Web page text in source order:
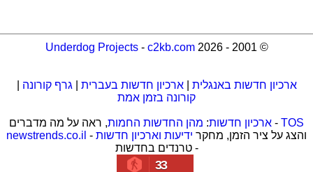
© 2001 - 2026
Underdog Projects- c2kb.com
ארכיון חדשות באנגלית |ארכיון חדשות בעברית גרף קורונה
קורונה בזמן אמת
TOS
- ארכיון חדשות: מהן החדשות החמות, ראה על מה מדברים
והצג על ציר הזמן, מחקר ידיעות וארכיון חדשות -
newstrends.co.il
- טרנדים בחדשות
33